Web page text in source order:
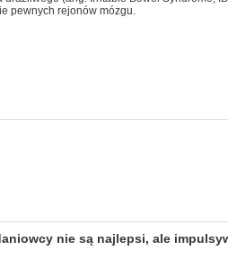
pewnych rejonów mózgu.
nie są najlepsi, ale